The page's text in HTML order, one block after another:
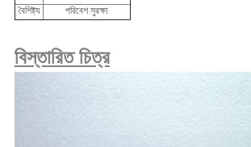
বৈশিষ্ট্য
পরিবেশ সুরক্ষা
বিস্তারিত চিত্র